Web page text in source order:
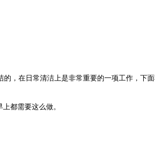
，在日常清洁上是非常重要的一项工作，下
都需要这么做。